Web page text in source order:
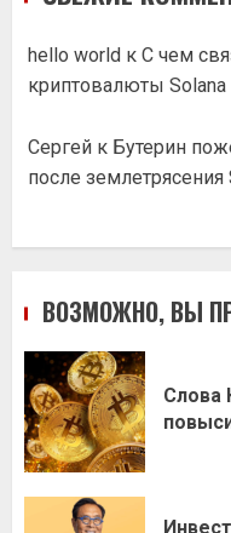
hello world к С чем
криптовалюты Solana
Сергей к Бутерин
после землетрясения
ВОЗМОЖНО, ВЫ
Слова